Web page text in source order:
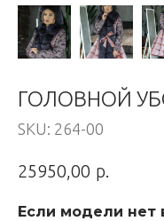
ГОЛОВНОЙ
SKU: 264-00
25950,00 р.
Если модели нет